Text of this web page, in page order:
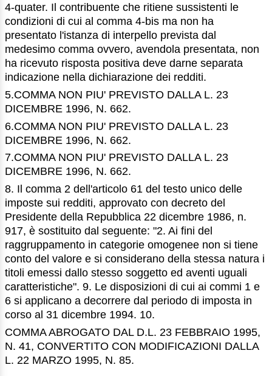
4-quater. Il contribuente che ritiene sussistenti le
condizioni di cui al comma 4-bis ma non ha
presentato l'istanza di interpello prevista dal
medesimo comma ovvero, avendola presentata, non
ha ricevuto risposta positiva deve darne separata
indicazione nella dichiarazione dei redditi.
5.COMMA NON PIU' PREVISTO DALLA L. 23
DICEMBRE 1996, N. 662.
6.COMMA NON PIU' PREVISTO DALLA L. 23
DICEMBRE 1996, N. 662.
7.COMMA NON PIU' PREVISTO DALLA L. 23
DICEMBRE 1996, N. 662.
8. Il comma 2 dell'articolo 61 del testo unico delle
imposte sui redditi, approvato con decreto del
Presidente della Repubblica 22 dicembre 1986, n.
917, è sostituito dal seguente: "2. Ai fini del
raggruppamento in categorie omogenee non si tiene
conto del valore e si considerano della stessa natura i
titoli emessi dallo stesso soggetto ed aventi uguali
caratteristiche". 9. Le disposizioni di cui ai commi 1 e
6 si applicano a decorrere dal periodo di imposta in
corso al 31 dicembre 1994. 10.
COMMA ABROGATO DAL D.L. 23 FEBBRAIO 1995,
N. 41, CONVERTITO CON MODIFICAZIONI DALLA
L. 22 MARZO 1995, N. 85.